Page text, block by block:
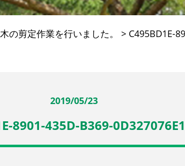
の剪定作業を行いました。 > C495BD1E-
2019/05/23
8901-435D-B369-